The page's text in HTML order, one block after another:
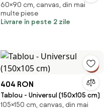
60×90 cm, canvas, din mai
multe piese
Livrare în peste 2 zile
404 RON
Tablou - Universul (150x105 cm)
105×150 cm, canvas, din mai